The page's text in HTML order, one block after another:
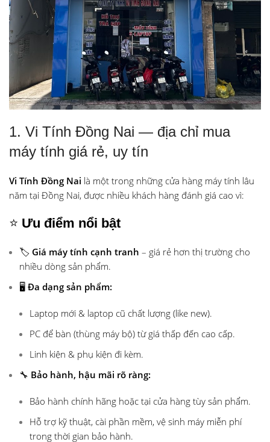
1. Vi Tính Đồng Nai — địa chỉ mua
máy tính giá rẻ, uy tín
Vi Tính Đồng Nai là một trong những cửa hàng máy tính lâu
năm tại Đồng Nai, được nhiều khách hàng đánh giá cao vì:
⭐ Ưu điểm nổi bật
🏷️ Giá máy tính cạnh tranh – giá rẻ hơn thị trường cho
nhiều dòng sản phẩm.
🖥️ Đa dạng sản phẩm:
Laptop mới & laptop cũ chất lượng (like new).
PC để bàn (thùng máy bộ) từ giá thấp đến cao cấp.
Linh kiện & phụ kiện đi kèm.
🔧 Bảo hành, hậu mãi rõ ràng:
Bảo hành chính hãng hoặc tại cửa hàng tùy sản phẩm.
Hỗ trợ kỹ thuật, cài phần mềm, vệ sinh máy miễn phí
trong thời gian bảo hành.